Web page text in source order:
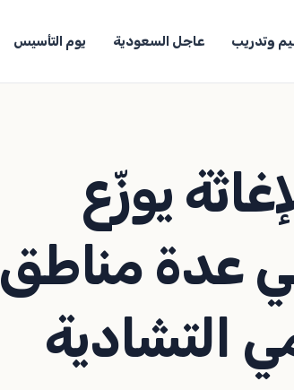
وتدريب عاجل السعودية يوم التأسيس
يوزّع
في عدة مناطق
التشادية